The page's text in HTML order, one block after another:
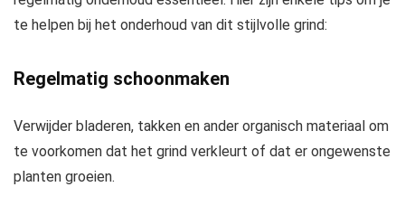
te helpen bij het onderhoud van dit stijlvolle grind:
Regelmatig schoonmaken
Verwijder bladeren, takken en ander organisch materiaal om
te voorkomen dat het grind verkleurt of dat er ongewenste
planten groeien.